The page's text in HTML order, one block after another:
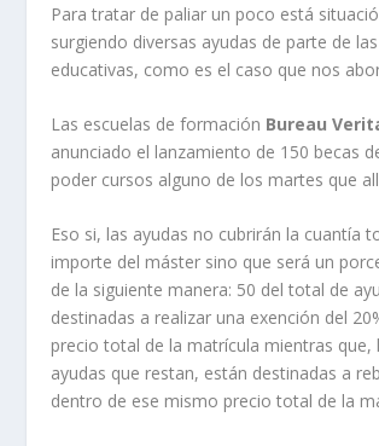
Para tratar de paliar un poco está
surgiendo diversas ayudas de parte de
educativas, como es el caso que nos
Las escuelas de formación Bureau
anunciado el lanzamiento de 150 becas
poder cursos alguno de los martes que
Eso si, las ayudas no cubrirán la cuantía
importe del máster sino que será un
de la siguiente manera: 50 del total de
destinadas a realizar una exención del
precio total de la matrícula mientras que,
ayudas que restan, están destinadas a
dentro de ese mismo precio total de la